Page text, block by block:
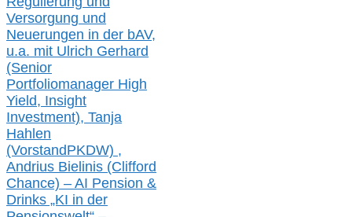
Versorgung und
Neuerungen in der bAV,
u.a. mit Ulrich Gerhard
(Senior
Portfoliomanager High
Yield, Insight
Investment), Tanja
Hahlen
(VorstandPKDW) ,
Andrius Bielinis (Clifford
Chance) – AI Pension &
Drinks „KI in der